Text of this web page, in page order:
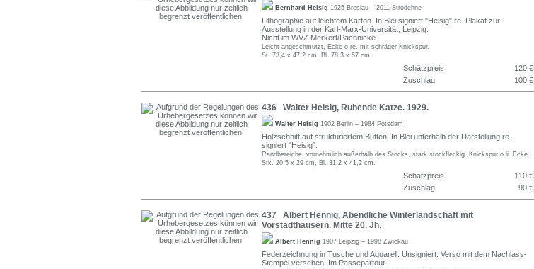
Bernhard Heisig 1925 Breslau – 2011 Strodehne
Lithographie auf leichtem Karton. In Blei signiert "Heisig" re. Plakat zur
Ausstellung in der Karl-Marx-Universität, Leipzig.
Nicht im WVZ Merkert/Pachnicke.
Leicht angeschmutzt, Ecke o.re. mit schräger Knickspur.
St. 73,4 x 47,2 cm, Bl. 78,3 x 57 cm.
Schätzpreis
120 €
Zuschlag
100 €
436 Walter Heisig, Ruhende Katze. 1929.
Walter Heisig 1902 Berlin – 1984 Potsdam
Holzschnitt auf strukturiertem Bütten. In Blei unterhalb der Darstellung re.
signiert "Heisig".
Randbereiche, vornehmlich außerhalb des Stocks, stark stockfleckig. Knickspur o.li. Ecke.
Stk. 20,5 x 29 cm, Bl. 31,2 x 41,2 cm.
Schätzpreis
110 €
Zuschlag
90 €
437 Albert Hennig, Abendliche Winterlandschaft mit
Vorstadthäusern. Mitte 20. Jh.
Albert Hennig 1907 Leipzig – 1998 Zwickau
Federzeichnung in Tusche und Aquarell. Unsigniert. Verso mit dem Nachlass-
Stempel versehen. Im Passepartout.